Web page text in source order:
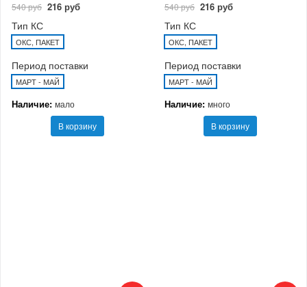
540 руб 216 руб
Тип КС
ОКС, ПАКЕТ
Период поставки
МАРТ - МАЙ
Наличие: мало
В корзину
540 руб 216 руб
Тип КС
ОКС, ПАКЕТ
Период поставки
МАРТ - МАЙ
Наличие: много
В корзину